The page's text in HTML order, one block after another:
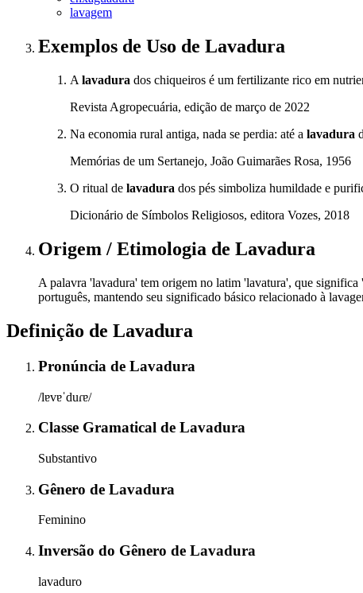
lavagem
Exemplos de Uso de Lavadura
A lavadura dos chiqueiros é um fertilizante rico em
Revista Agropecuária, edição de março de 2022
Na economia rural antiga, nada se perdia: até a lavadura
Memórias de um Sertanejo, João Guimarães Rosa, 1956
O ritual de lavadura dos pés simboliza humildade e
Dicionário de Símbolos Religiosos, editora Vozes, 2018
Origem / Etimologia de Lavadura
A palavra 'lavadura' tem origem no latim 'lavatura', que
português, mantendo seu significado básico relacionado à
Definição de Lavadura
Pronúncia de Lavadura
/lɐvɐˈduɾɐ/
Classe Gramatical de Lavadura
Substantivo
Gênero de Lavadura
Feminino
Inversão do Gênero de Lavadura
lavaduro